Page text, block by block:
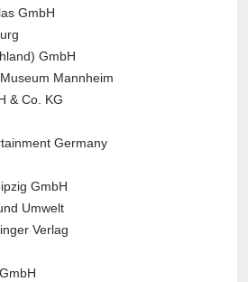
GmbH
GmbH
Mannheim
& Co. KG
Germany
GmbH
Umwelt
Verlag